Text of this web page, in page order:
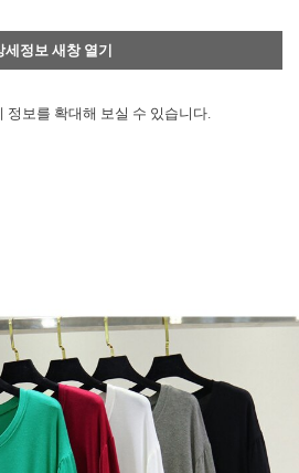
세정보 새창 열기
정보를 확대해 보실 수 있습니다.